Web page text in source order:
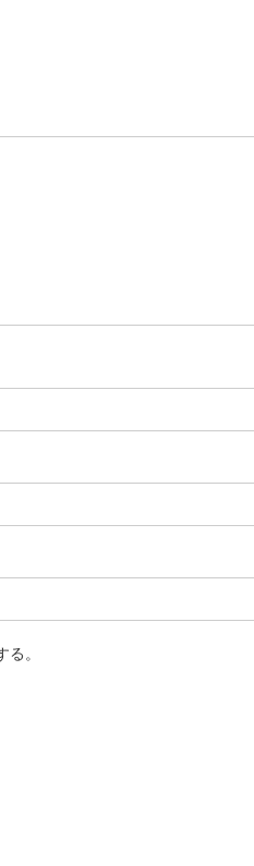
。